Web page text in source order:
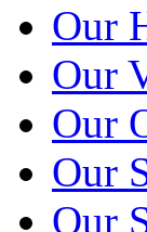
Our
Our
Our
Our
Our